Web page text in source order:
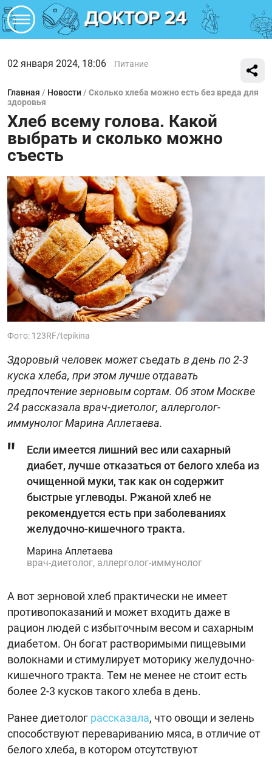
02 января 2024, 18:06 Питание
Главная / Новости / Сколько хлеба можно есть без вреда для
здоровья
Хлеб всему голова. Какой
выбрать и сколько можно
съесть
Фото: 123RF/tepikina
Здоровый человек может съедать в день по 2-3
куска хлеба, при этом лучше отдавать
предпочтение зерновым сортам. Об этом Москве
24 рассказала врач-диетолог, аллерголог-
иммунолог Марина Аплетаева.
Если имеется лишний вес или сахарный
диабет, лучше отказаться от белого хлеба из
очищенной муки, так как он содержит
быстрые углеводы. Ржаной хлеб не
рекомендуется есть при заболеваниях
желудочно-кишечного тракта.
Марина Аплетаева
врач-диетолог, аллерголог-иммунолог
А вот зерновой хлеб практически не имеет
противопоказаний и может входить даже в
рацион людей с избыточным весом и сахарным
диабетом. Он богат растворимыми пищевыми
волокнами и стимулирует моторику желудочно-
кишечного тракта. Тем не менее не стоит есть
более 2-3 кусков такого хлеба в день.
Ранее диетолог рассказала, что овощи и зелень
способствуют перевариванию мяса, в отличие от
белого хлеба, в котором отсутствуют